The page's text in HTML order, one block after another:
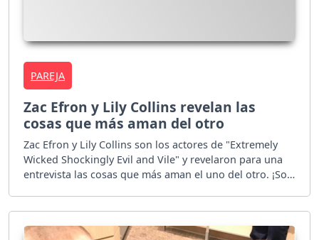
PAREJA
Zac Efron y Lily Collins revelan las
cosas que más aman del otro
Zac Efron y Lily Collins son los actores de "Extremely
Wicked Shockingly Evil and Vile" y revelaron para una
entrevista las cosas que más aman el uno del otro. ¡Son